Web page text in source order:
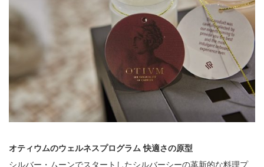
オティウムのウェルネスプログラム 快適さの原型
シルバー・ムーンでスタートしたシルバーシーの革新的な料理プ